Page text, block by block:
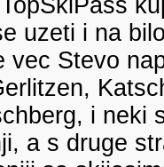
uzeti i na
vec Stevo
i neki
a s druge